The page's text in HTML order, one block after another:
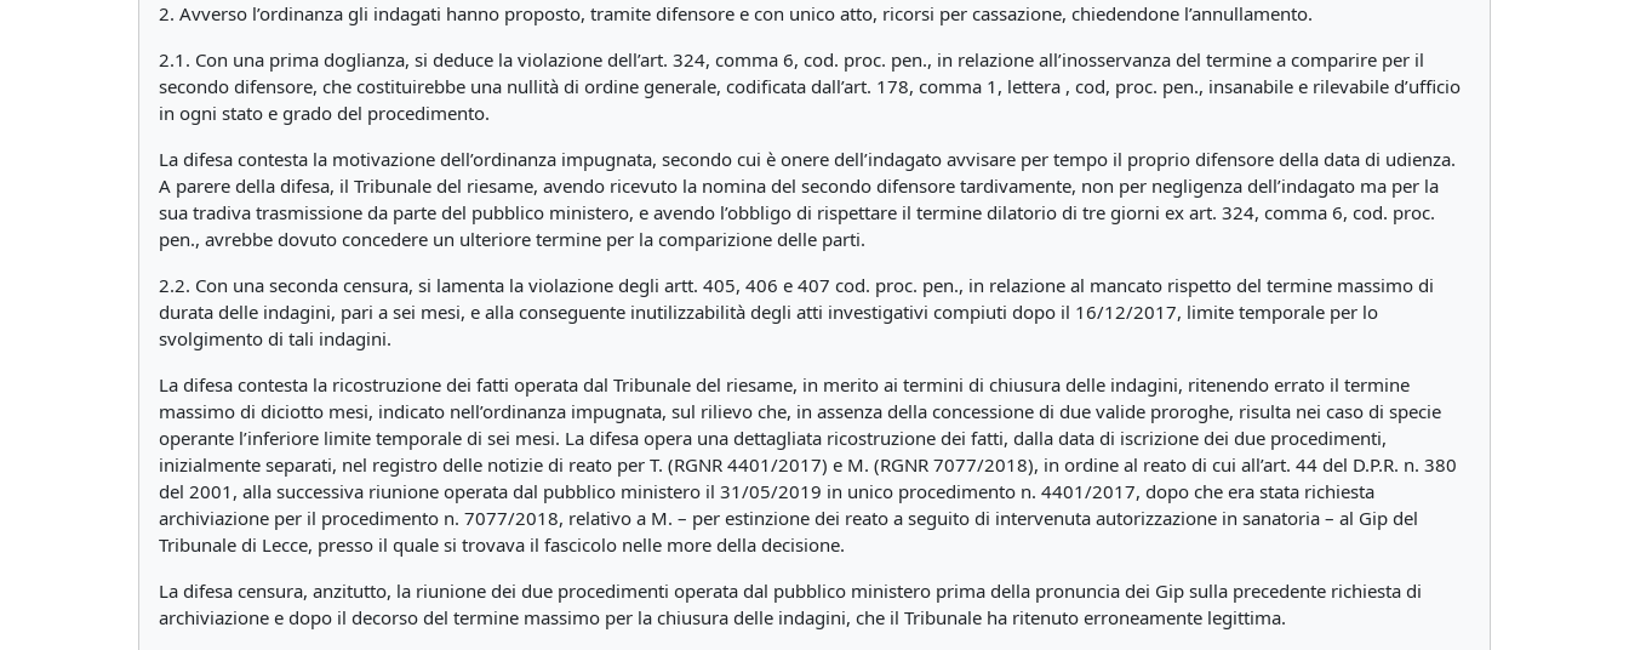
2. Avverso l’ordinanza gli indagati hanno proposto, tramite difensore e con unico atto, ricorsi per cassazione, chiedendone l’annullamento.
2.1. Con una prima doglianza, si deduce la violazione dell’art. 324, comma 6, cod. proc. pen., in relazione all’inosservanza del termine a comparire per il
secondo difensore, che costituirebbe una nullità di ordine generale, codificata dall’art. 178, comma 1, lettera , cod, proc. pen., insanabile e rilevabile d’ufficio
in ogni stato e grado del procedimento.
La difesa contesta la motivazione dell’ordinanza impugnata, secondo cui è onere dell’indagato avvisare per tempo il proprio difensore della data di udienza.
A parere della difesa, il Tribunale del riesame, avendo ricevuto la nomina del secondo difensore tardivamente, non per negligenza dell’indagato ma per la
sua tradiva trasmissione da parte del pubblico ministero, e avendo l’obbligo di rispettare il termine dilatorio di tre giorni ex art. 324, comma 6, cod. proc.
pen., avrebbe dovuto concedere un ulteriore termine per la comparizione delle parti.
2.2. Con una seconda censura, si lamenta la violazione degli artt. 405, 406 e 407 cod. proc. pen., in relazione al mancato rispetto del termine massimo di
durata delle indagini, pari a sei mesi, e alla conseguente inutilizzabilità degli atti investigativi compiuti dopo il 16/12/2017, limite temporale per lo
svolgimento di tali indagini.
La difesa contesta la ricostruzione dei fatti operata dal Tribunale del riesame, in merito ai termini di chiusura delle indagini, ritenendo errato il termine
massimo di diciotto mesi, indicato nell’ordinanza impugnata, sul rilievo che, in assenza della concessione di due valide proroghe, risulta nei caso di specie
operante l’inferiore limite temporale di sei mesi. La difesa opera una dettagliata ricostruzione dei fatti, dalla data di iscrizione dei due procedimenti,
inizialmente separati, nel registro delle notizie di reato per T. (RGNR 4401/2017) e M. (RGNR 7077/2018), in ordine al reato di cui all’art. 44 del D.P.R. n. 380
del 2001, alla successiva riunione operata dal pubblico ministero il 31/05/2019 in unico procedimento n. 4401/2017, dopo che era stata richiesta
archiviazione per il procedimento n. 7077/2018, relativo a M. – per estinzione dei reato a seguito di intervenuta autorizzazione in sanatoria – al Gip del
Tribunale di Lecce, presso il quale si trovava il fascicolo nelle more della decisione.
La difesa censura, anzitutto, la riunione dei due procedimenti operata dal pubblico ministero prima della pronuncia dei Gip sulla precedente richiesta di
archiviazione e dopo il decorso del termine massimo per la chiusura delle indagini, che il Tribunale ha ritenuto erroneamente legittima.